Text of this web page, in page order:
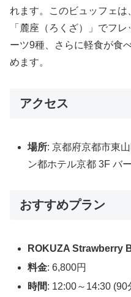
れます。このビュッフェ
「麓座（ろくざ）」でフ
ーツ9種、さらに軽食が食
めます。
アクセス
場所: 京都府京都市東
ン都ホテル京都 3F バ
おすすめプラン
ROKUZA Strawberry
料金: 6,800円
時間: 12:00～14:30 (90